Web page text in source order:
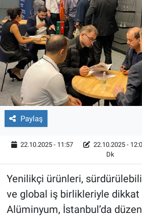
Paylaş
22.10.2025 - 11:57 22.10.2025 -
Dk
Yenilikçi ürünleri,
ve global iş birlikleriyle dikkat
Alüminyum, İstanbul’da
Köşe Yazıları
Röportaj
Video Galeri
Haber Arşivi